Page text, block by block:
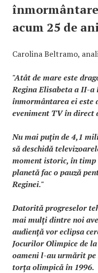
acum 25 de
Carolina Beltramo,
"Atât de mare este
Regina Elisabeta a II-
înmormântarea ei este
eveniment TV în direct
Nu mai puțin de 4,1
să deschidă
moment istoric, în timp
planetă fac o pauză
Reginei."
Datorită progreselor
mai mulți dintre noi
audiență vor eclipsa
Jocurilor Olimpice de
oameni l-au urmărit
torța olimpică în 1996.